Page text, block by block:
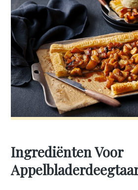
Ingrediënten Voor